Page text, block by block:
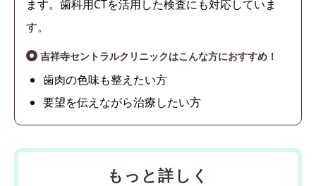
ます。歯科用CTを活用した検査にも対応していま
す。
吉祥寺セントラルクリニックはこんな方におすすめ！
歯肉の色味も整えたい方
要望を伝えながら治療したい方
もっと詳しく